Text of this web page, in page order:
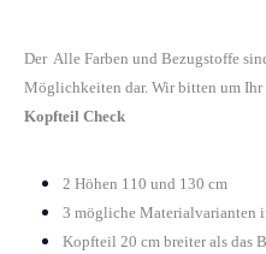
Der Alle Farben und Bezugstoffe
Möglichkeiten dar. Wir bitten um Ihr
Kopfteil Check
2 Höhen 110 und 130 cm
3 mögliche Materialvarianten
Kopfteil 20 cm breiter als das